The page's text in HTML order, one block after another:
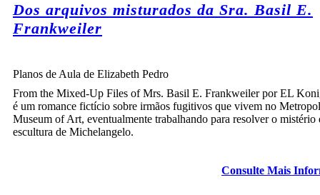
Dos arquivos misturados da Sra. Basil E.
Frankweiler
Planos de Aula de Elizabeth Pedro
From the Mixed-Up Files of Mrs. Basil E. Frankweiler por EL
é um romance fictício sobre irmãos fugitivos que vivem no
Museum of Art, eventualmente trabalhando para resolver o mistério
escultura de Michelangelo.
Consulte Mais